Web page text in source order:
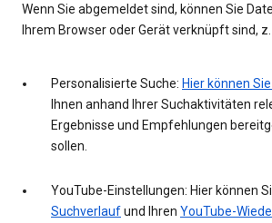
Wenn Sie abgemeldet sind, können Sie
Ihrem Browser oder Gerät verknüpft sind, z.
Personalisierte Suche: Hier können
Ihnen anhand Ihrer Suchaktivitäten
Ergebnisse und Empfehlungen
sollen.
YouTube-Einstellungen: Hier können
Suchverlaufund Ihren YouTube-